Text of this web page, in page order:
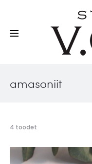
amasoniit
4 toodet